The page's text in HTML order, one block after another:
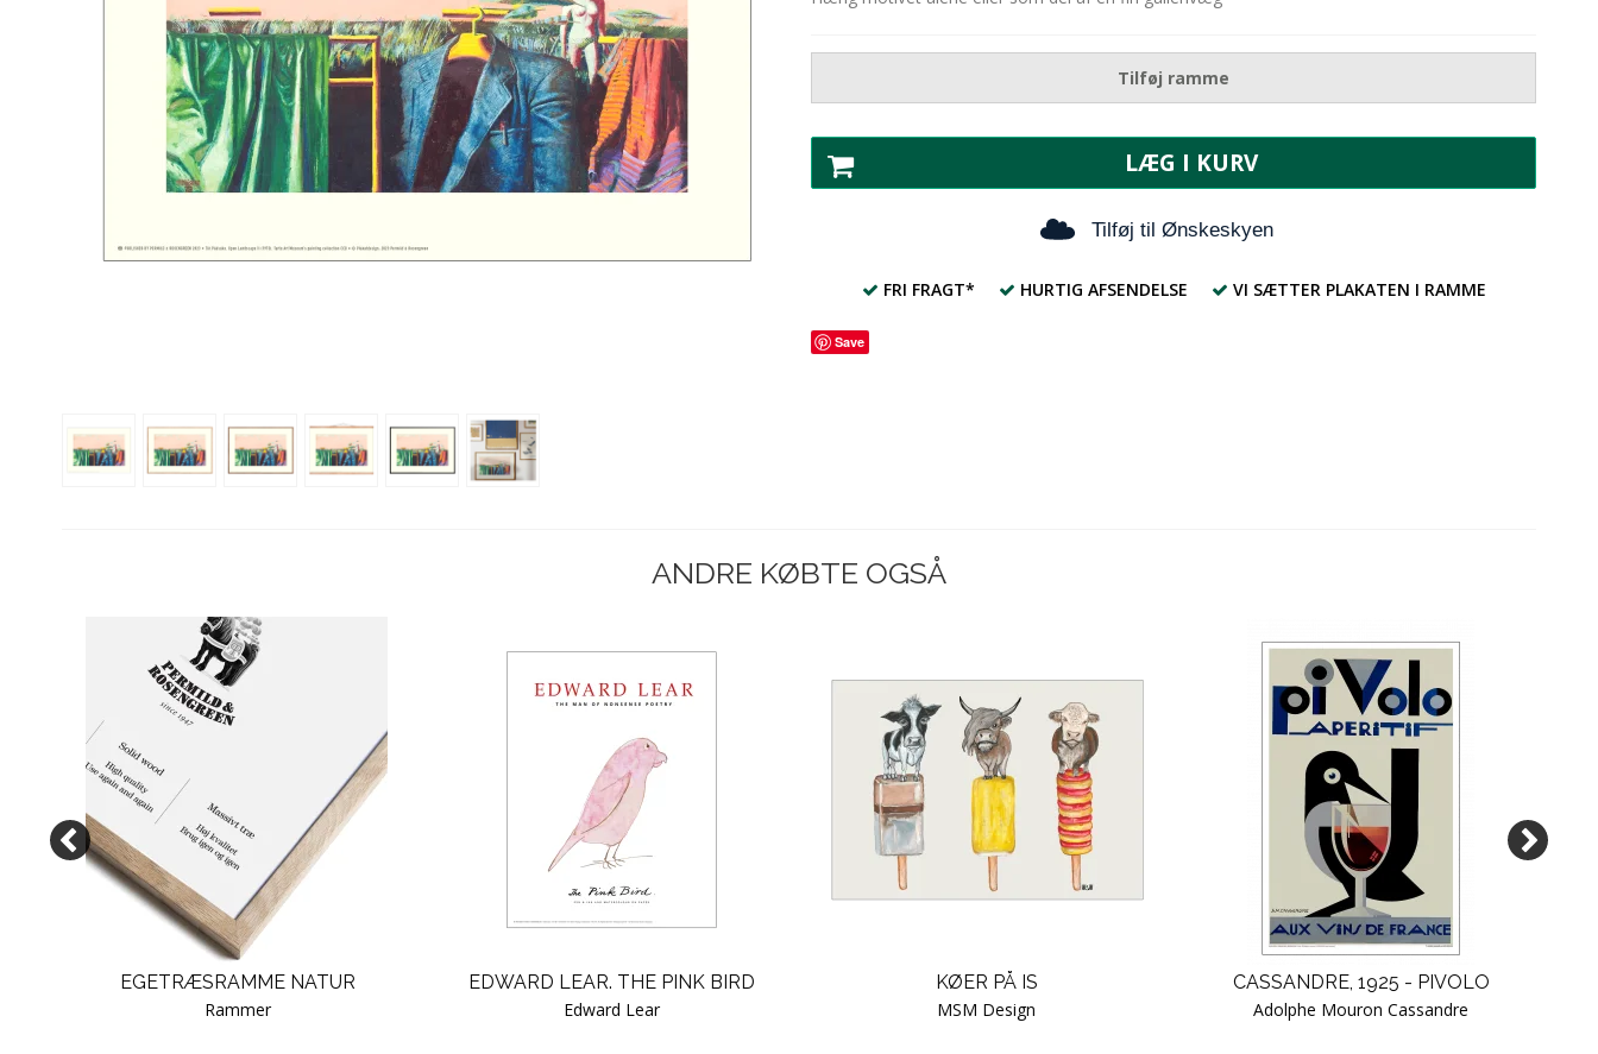
Tilføj ramme
LÆG I KURV
Tilføj til Ønskeskyen
FRI FRAGT* HURTIG AFSENDELSE VI SÆTTER PLAKATEN I RAMME
Save
ANDRE KØBTE OGSÅ
EGETRÆSRAMME NATUR
Rammer
EDWARD LEAR. THE PINK BIRD
Edward Lear
KØER PÅ IS
MSM Design
CASSANDRE, 1925 - PIVOLO
Adolphe Mouron Cassandre